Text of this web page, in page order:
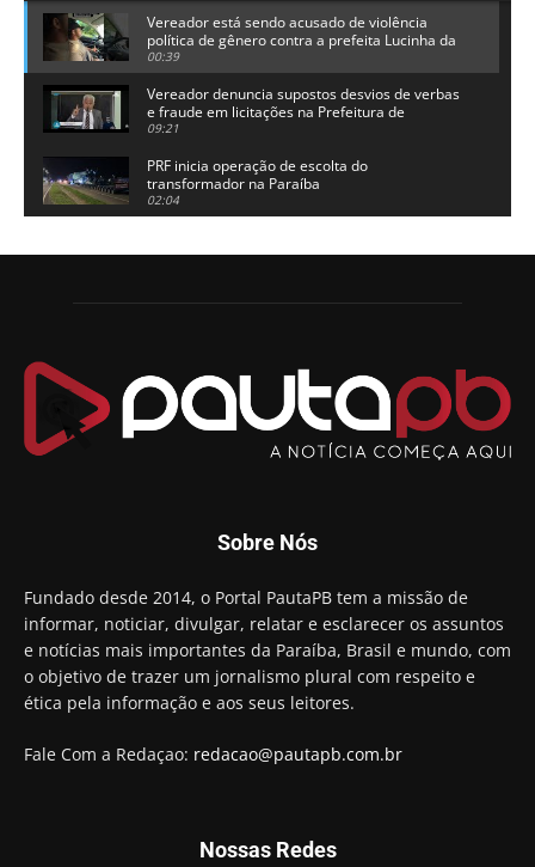
Vereador está sendo acusado de violência
política de gênero contra a prefeita Lucinha da
Saúde
00:39
Vereador denuncia supostos desvios de verbas
e fraude em licitações na Prefeitura de
Alhandra
09:21
PRF inicia operação de escolta do
transformador na Paraíba
02:04
candidatura a governador da Paraíba
Chapa dos sonhos: Cícero agradece a Galdino,
Arthur Lira parabeniza Karla Pimentel por sua
reeleição em Conde
00:23
Aguinaldo Ribeiro destaca apoio do PP a Hugo
preso e faz vídeo na cadeia
Hugo Motta retira projeto que permitia bancos
"confiscar" dinheiro de clientes
01:49
Descaso da gestão Panta deixa crianças e
professoras 'ilhadas' em creche
00:16
Sobre Nós
Fundado desde 2014, o Portal PautaPB tem a missão de
informar, noticiar, divulgar, relatar e esclarecer os assuntos
e notícias mais importantes da Paraíba, Brasil e mundo, com
o objetivo de trazer um jornalismo plural com respeito e
ética pela informação e aos seus leitores.
Fale Com a Redaçao: redacao@pautapb.com.br
Nossas Redes